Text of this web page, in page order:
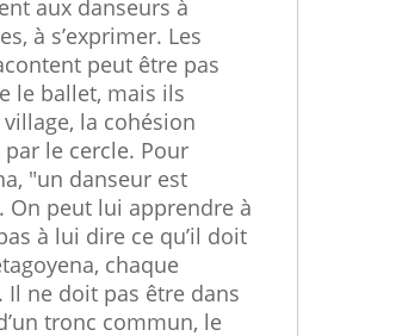
aux danseurs à
à s’exprimer. Les
peut être pas
le ballet, mais ils
la cohésion
le cercle. Pour
"un danseur est
On peut lui apprendre à
à lui dire ce qu’il doit
chaque
ne doit pas être dans
tronc commun, le